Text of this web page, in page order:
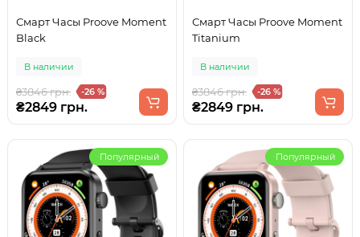
Смарт Часы Proove Moment
Black
В наличии
₴3846 грн. -26 %
₴2849 грн.
Смарт Часы Proove Moment
Titanium
В наличии
₴3846 грн. -26 %
₴2849 грн.
Популярный Популярный